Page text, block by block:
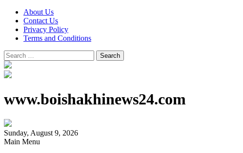
About Us
Contact Us
Privacy Policy
Terms and Conditions
Search
for:
www.boishakhinews24.com
Sunday, August 9, 2026
Main Menu